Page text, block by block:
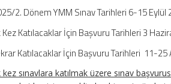
2. Dönem YMM Sınav Tarihleri 6-15 Eylül
Kez Katılacaklar İçin Başvuru Tarihleri 3
Katılacaklar İçin Başvuru Tarihleri 11-
kez sınavlara katılmak üzere sınav